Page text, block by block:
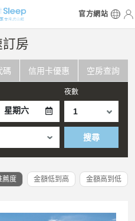
官方網站
房
碼 信用卡優惠 空房查詢
星期六
夜數
搜尋
薦度 金額低到高 金額高到低